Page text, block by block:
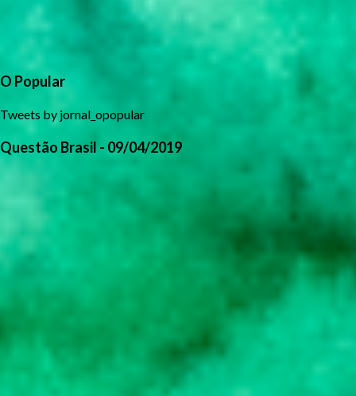
O Popular
Tweets by jornal_opopular
Questão Brasil - 09/04/2019